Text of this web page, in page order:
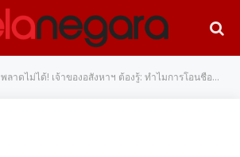
พลาดไม่ได้! เจ้าของอสังหาฯ ต้องรู้: ทำไมการโอนชื่อ PBB-P2 ทันทีหลังซื้อขาย/มรดก จึงสำคัญกว่าที่คุณคิด และจะช่วยคุณประหยัดเงินได้มหาศาล!